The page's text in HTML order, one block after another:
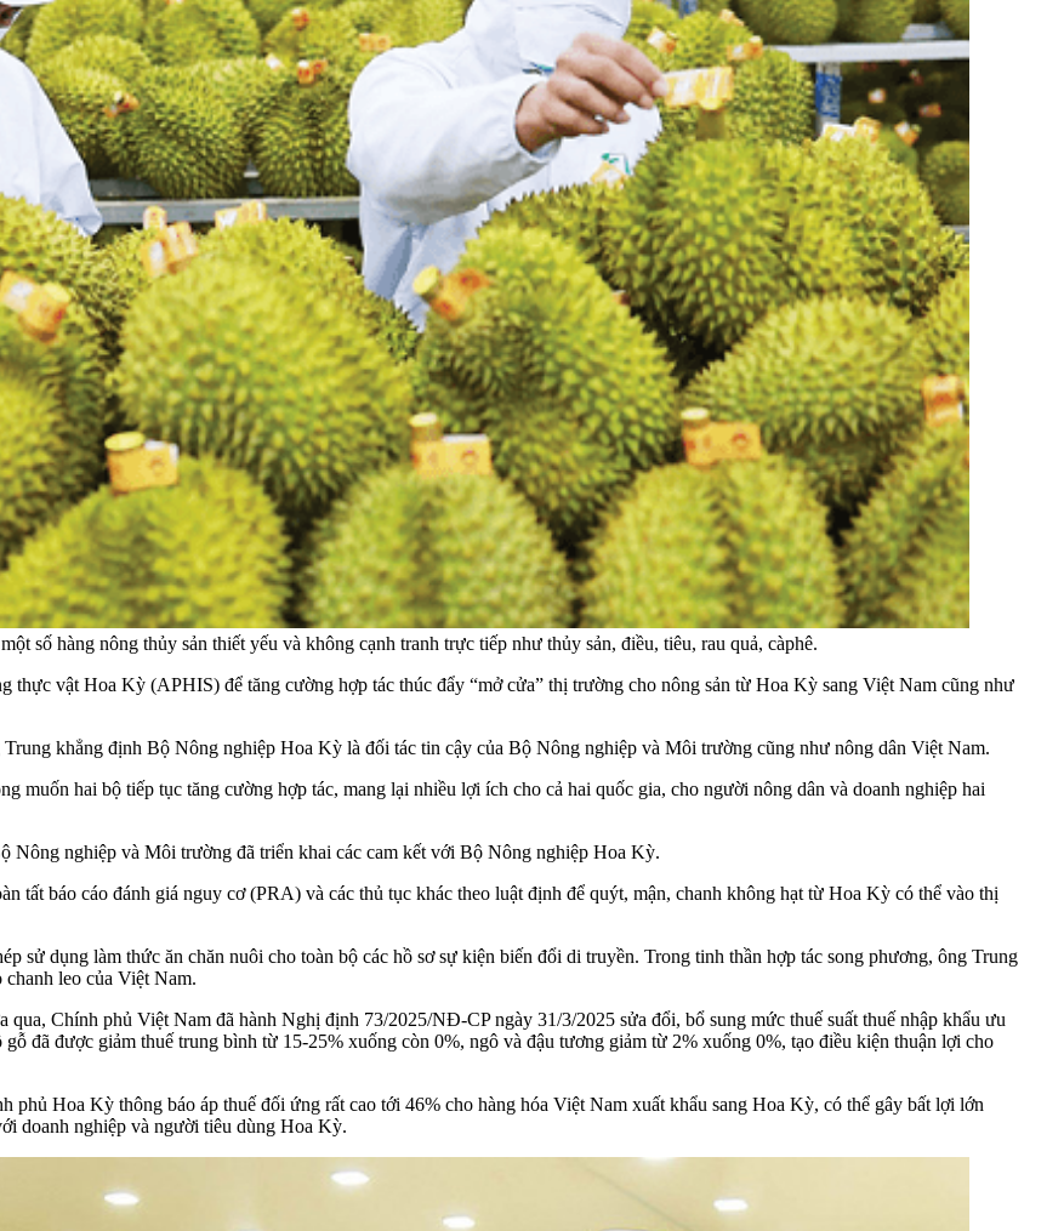
số hàng nông thủy sản thiết yếu và không cạnh tranh trực tiếp như thủy sản, điều, tiêu, rau quả, càphê.
thực vật Hoa Kỳ (APHIS) để tăng cường hợp tác thúc đẩy “mở cửa” thị trường cho nông sản từ Hoa Kỳ sang Việt Nam cũng như
khẳng định Bộ Nông nghiệp Hoa Kỳ là đối tác tin cậy của Bộ Nông nghiệp và Môi trường cũng như nông dân Việt Nam.
muốn hai bộ tiếp tục tăng cường hợp tác, mang lại nhiều lợi ích cho cả hai quốc gia, cho người nông dân và doanh nghiệp hai
Nông nghiệp và Môi trường đã triển khai các cam kết với Bộ Nông nghiệp Hoa Kỳ.
tất báo cáo đánh giá nguy cơ (PRA) và các thủ tục khác theo luật định để quýt, mận, chanh không hạt từ Hoa Kỳ có thể vào thị
sử dụng làm thức ăn chăn nuôi cho toàn bộ các hồ sơ sự kiện biến đổi di truyền. Trong tinh thần hợp tác song phương, ông Trung
leo của Việt Nam.
Chính phủ Việt Nam đã hành Nghị định 73/2025/NĐ-CP ngày 31/3/2025 sửa đổi, bổ sung mức thuế suất thuế nhập khẩu ưu
gỗ đã được giảm thuế trung bình từ 15-25% xuống còn 0%, ngô và đậu tương giảm từ 2% xuống 0%, tạo điều kiện thuận lợi cho
phủ Hoa Kỳ thông báo áp thuế đối ứng rất cao tới 46% cho hàng hóa Việt Nam xuất khẩu sang Hoa Kỳ, có thể gây bất lợi lớn
doanh nghiệp và người tiêu dùng Hoa Kỳ.